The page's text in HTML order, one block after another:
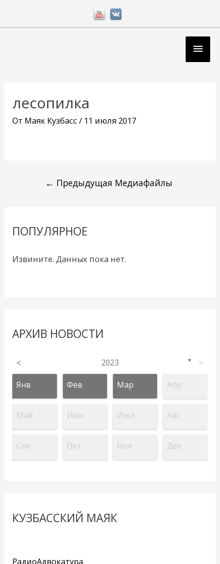
лесопилка
От Маяк Кузбасс/ 11 июля 2017
записям
← Предыдущая Медиафайлы
ПОПУЛЯРНОЕ
Извините. Данных пока нет.
АРХИВ НОВОСТИ
< 2023 ▼ >
Янв Фев Мар Апр
Май Июн Июл Авг
Сен Окт Ноя Дек
КУЗБАССКИЙ МАЯК
РадиоАдвокатура